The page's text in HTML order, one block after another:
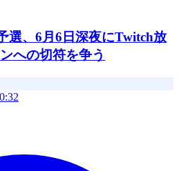
選、6月6日深夜にTwitch放
への切符を争う